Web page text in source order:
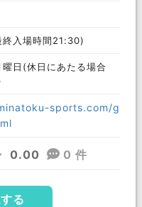
入場時間21:30)
日(休日にあたる場合
sports.com/g
0.00 0 件
る